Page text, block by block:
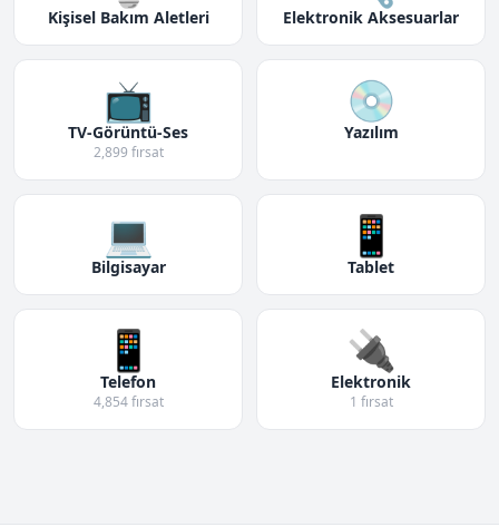
Kişisel Bakım Aletleri Elektronik Aksesuarlar
📺
TV-Görüntü-Ses
2,899 fırsat
💿
Yazılım
💻
Bilgisayar
📱
Tablet
📱
Telefon
4,854 fırsat
🔌
Elektronik
1 fırsat